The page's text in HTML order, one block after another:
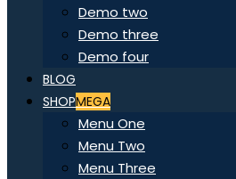
Demo two
Demo three
Demo four
BLOG
SHOPMEGA
Menu One
Menu Two
Menu Three